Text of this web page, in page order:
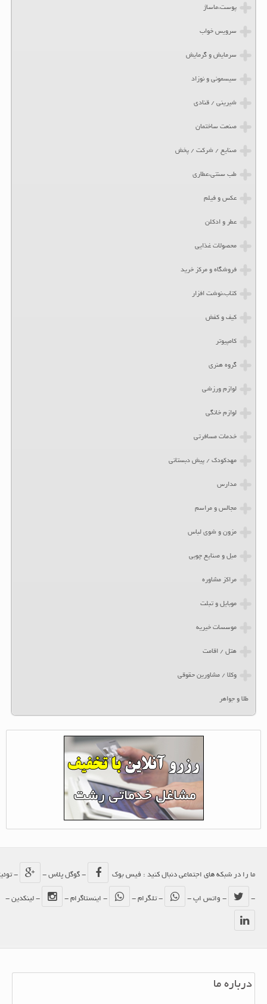
پوست،ماساژ
سرویس خواب
سرمایش و گرمایش
سیسمونی و نوزاد
شیرینی / قنادی
صنعت ساختمان
صنایع / شرکت / پخش
طب سنتی،عطاری
عکس و فیلم
عطر و ادکلن
محصولات غذایی
فروشگاه و مرکز خرید
کتاب،نوشت افزار
کیف و کفش
کامپیوتر
گروه هنری
لوازم ورزشی
لوازم خانگی
خدمات مسافرتی
مهدکودک / پیش دبستانی
مدارس
مجالس و مراسم
مزون و شوی لباس
مبل و صنایع چوبی
مراکز مشاوره
موبایل و تبلت
موسسات خیریه
هتل / اقامت
وکلا / مشاورین حقوقی
طلا و جواهر
ما را در شبکه های اجتماعی دنبال کنید : فیس بوک - گوگل پلاس - - توئیتر
- واتس اپ - - تلگرام - - اینستاگرام - - لینکدین -
درباره ما